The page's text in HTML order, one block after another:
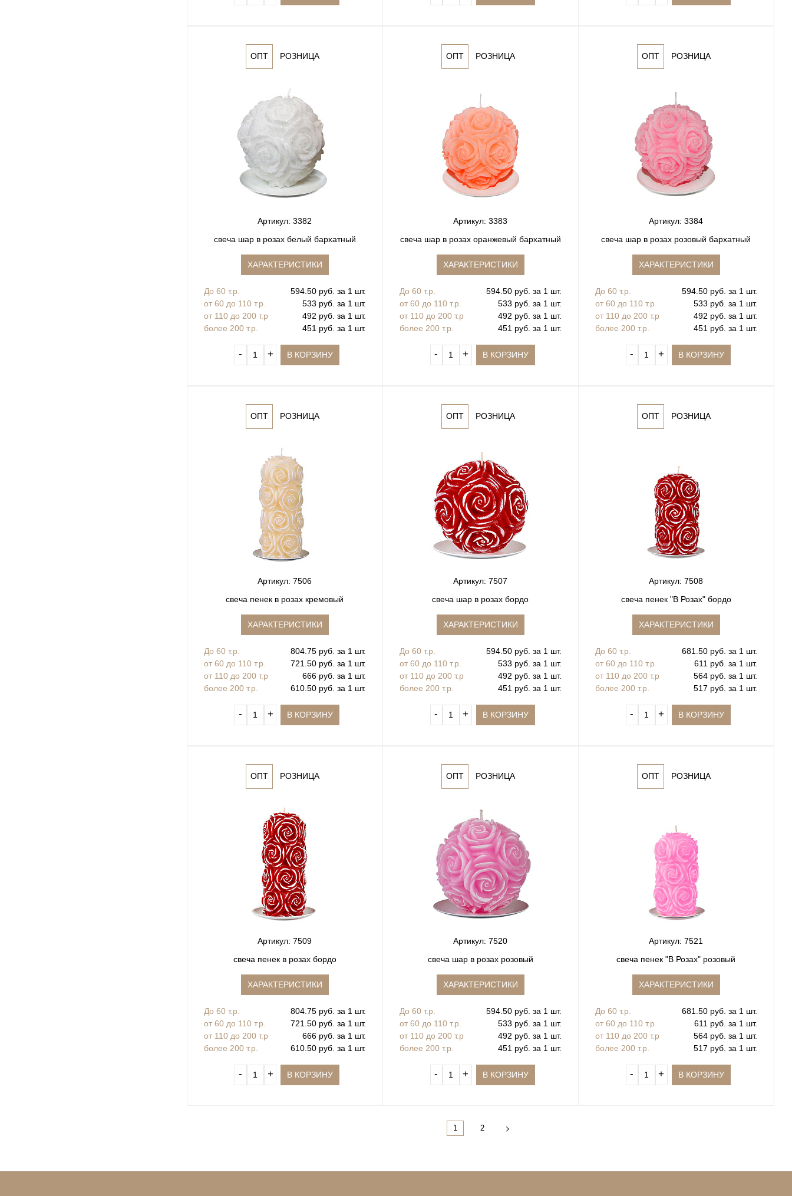
ОПТ РОЗНИЦА
Артикул: 3382
свеча шар в розах белый бархатный
ХАРАКТЕРИСТИКИ
До 60 т.р.
594.50 руб. за 1 шт.
от 60 до 110 т.р.
533 руб. за 1 шт.
от 110 до 200 т.р
492 руб. за 1 шт.
более 200 т.р.
451 руб. за 1 шт.
‐ + В КОРЗИНУ
ОПТ РОЗНИЦА
Артикул: 3383
свеча шар в розах оранжевый бархатный
ХАРАКТЕРИСТИКИ
До 60 т.р.
594.50 руб. за 1 шт.
от 60 до 110 т.р.
533 руб. за 1 шт.
от 110 до 200 т.р
492 руб. за 1 шт.
более 200 т.р.
451 руб. за 1 шт.
‐ + В КОРЗИНУ
ОПТ РОЗНИЦА
Артикул: 3384
свеча шар в розах розовый бархатный
ХАРАКТЕРИСТИКИ
До 60 т.р.
594.50 руб. за 1 шт.
от 60 до 110 т.р.
533 руб. за 1 шт.
от 110 до 200 т.р
492 руб. за 1 шт.
более 200 т.р.
451 руб. за 1 шт.
‐ + В КОРЗИНУ
ОПТ РОЗНИЦА
Артикул: 7506
свеча пенек в розах кремовый
ХАРАКТЕРИСТИКИ
До 60 т.р.
804.75 руб. за 1 шт.
от 60 до 110 т.р.
721.50 руб. за 1 шт.
от 110 до 200 т.р
666 руб. за 1 шт.
более 200 т.р.
610.50 руб. за 1 шт.
‐ + В КОРЗИНУ
ОПТ РОЗНИЦА
Артикул: 7507
свеча шар в розах бордо
ХАРАКТЕРИСТИКИ
До 60 т.р.
594.50 руб. за 1 шт.
от 60 до 110 т.р.
533 руб. за 1 шт.
от 110 до 200 т.р
492 руб. за 1 шт.
более 200 т.р.
451 руб. за 1 шт.
‐ + В КОРЗИНУ
ОПТ РОЗНИЦА
Артикул: 7508
свеча пенек "В Розах" бордо
ХАРАКТЕРИСТИКИ
До 60 т.р.
681.50 руб. за 1 шт.
от 60 до 110 т.р.
611 руб. за 1 шт.
от 110 до 200 т.р
564 руб. за 1 шт.
более 200 т.р.
517 руб. за 1 шт.
‐ + В КОРЗИНУ
ОПТ РОЗНИЦА
Артикул: 7509
свеча пенек в розах бордо
ХАРАКТЕРИСТИКИ
До 60 т.р.
804.75 руб. за 1 шт.
от 60 до 110 т.р.
721.50 руб. за 1 шт.
от 110 до 200 т.р
666 руб. за 1 шт.
более 200 т.р.
610.50 руб. за 1 шт.
‐ + В КОРЗИНУ
ОПТ РОЗНИЦА
Артикул: 7520
свеча шар в розах розовый
ХАРАКТЕРИСТИКИ
До 60 т.р.
594.50 руб. за 1 шт.
от 60 до 110 т.р.
533 руб. за 1 шт.
от 110 до 200 т.р
492 руб. за 1 шт.
более 200 т.р.
451 руб. за 1 шт.
‐ + В КОРЗИНУ
ОПТ РОЗНИЦА
Артикул: 7521
свеча пенек "В Розах" розовый
ХАРАКТЕРИСТИКИ
До 60 т.р.
681.50 руб. за 1 шт.
от 60 до 110 т.р.
611 руб. за 1 шт.
от 110 до 200 т.р
564 руб. за 1 шт.
более 200 т.р.
517 руб. за 1 шт.
‐ + В КОРЗИНУ
1 2